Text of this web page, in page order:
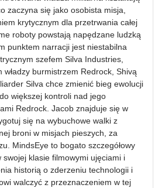
zaczyna się jako osobista misja,
krytycznym dla przetrwania całej
roboty powstają napędzane ludzką
punktem narracji jest niestabilna
szefem Silva Industries,
władzy burmistrzem Redrock, Shivą
Silva chce zmienić bieg ewolucji
większej kontroli nad jego
Redrock. Jacob znajduje się w
się na wybuchowe walki z
broni w misjach pieszych, za
MindsEye to bogato szczegółowy
klasie filmowymi ujęciami i
historią o zderzeniu technologii i
walczyć z przeznaczeniem w tej